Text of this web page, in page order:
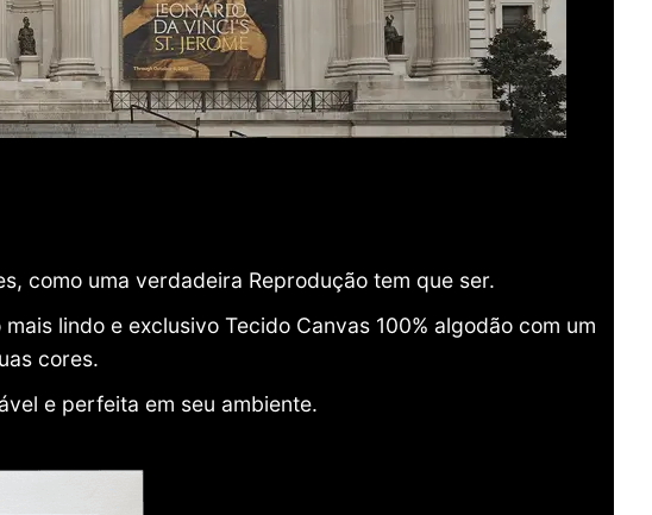
como uma verdadeira Reprodução tem que ser.
lindo e exclusivo Tecido Canvas 100% algodão com um
cores.
e perfeita em seu ambiente.